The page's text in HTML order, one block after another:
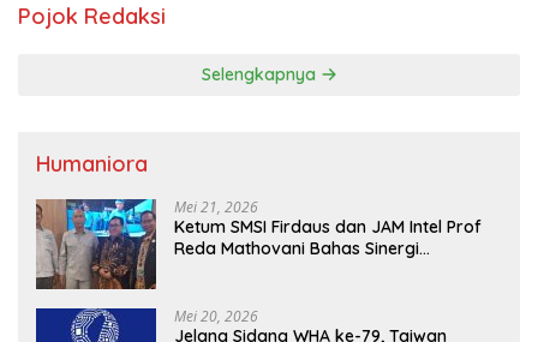
Pojok Redaksi
Selengkapnya
Humaniora
Mei 21, 2026
Ketum SMSI Firdaus dan JAM Intel Prof
Reda Mathovani Bahas Sinergi
MBG, Perkuat Pengawasan Program
Pemerintah
Mei 20, 2026
Jelang Sidang WHA ke-79, Taiwan